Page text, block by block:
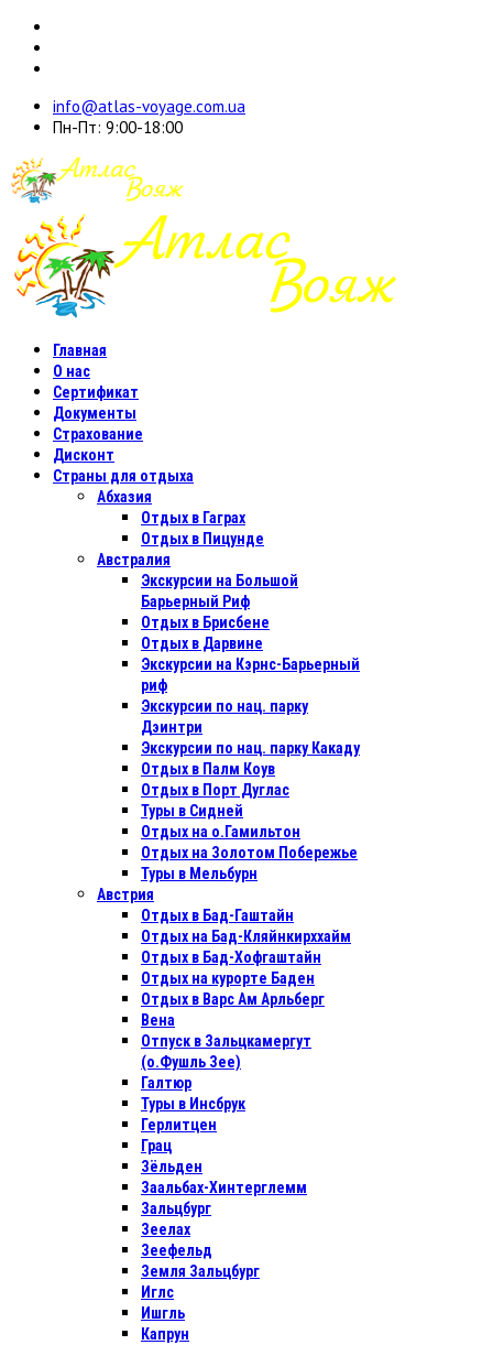
info@atlas-voyage.com.ua
Пн-Пт: 9:00-18:00
Главная
О нас
Сертификат
Документы
Страхование
Дисконт
Страны для отдыха
Абхазия
Отдых в Гаграх
Отдых в Пицунде
Австралия
Экскурсии на Большой
Барьерный Риф
Отдых в Бриcбене
Отдых в Дарвине
Экскурсии на Кэрнс-Барьерный
риф
Экскурсии по нац. парку
Дэинтри
Экскурсии по нац. парку Какаду
Отдых в Палм Коув
Отдых в Порт Дуглас
Туры в Сидней
Отдых на о.Гамильтон
Отдых на Золотом Побережье
Туры в Мельбурн
Австрия
Отдых в Бад-Гаштайн
Отдых на Бад-Кляйнкирххайм
Отдых в Бад-Хофгаштайн
Отдых на курорте Баден
Отдых в Варс Ам Арльберг
Вена
Отпуск в Зальцкамергут
(о.Фушль Зее)
Галтюр
Туры в Инсбрук
Герлитцен
Грац
Зёльден
Заальбах-Хинтерглемм
Зальцбург
Зеелах
Зеефельд
Земля Зальцбург
Иглс
Ишгль
Капрун